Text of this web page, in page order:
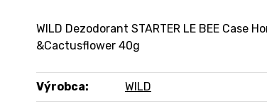
WILD Dezodorant STARTER LE BEE Case
&Cactusflower 40g
Výrobca: WILD